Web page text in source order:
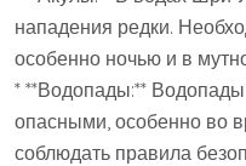
нападения редки.
особенно ночью и в
* **Водопады:**
опасными, особенно во
соблюдать правила